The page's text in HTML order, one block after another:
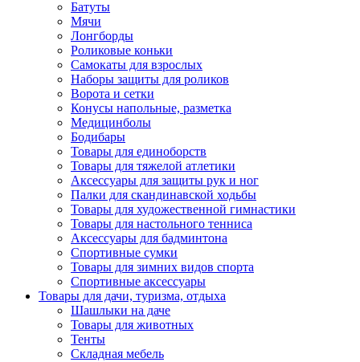
Батуты
Мячи
Лонгборды
Роликовые коньки
Самокаты для взрослых
Наборы защиты для роликов
Ворота и сетки
Конусы напольные, разметка
Медицинболы
Бодибары
Товары для единоборств
Товары для тяжелой атлетики
Аксессуары для защиты рук и ног
Палки для скандинавской ходьбы
Товары для художественной гимнастики
Товары для настольного тенниса
Аксессуары для бадминтона
Спортивные сумки
Товары для зимних видов спорта
Спортивные аксессуары
Товары для дачи, туризма, отдыха
Шашлыки на даче
Товары для животных
Тенты
Складная мебель